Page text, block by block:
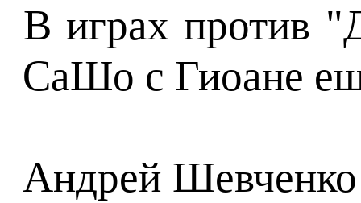
В играх против
СаШо с Гиоане
Андрей Шевченко